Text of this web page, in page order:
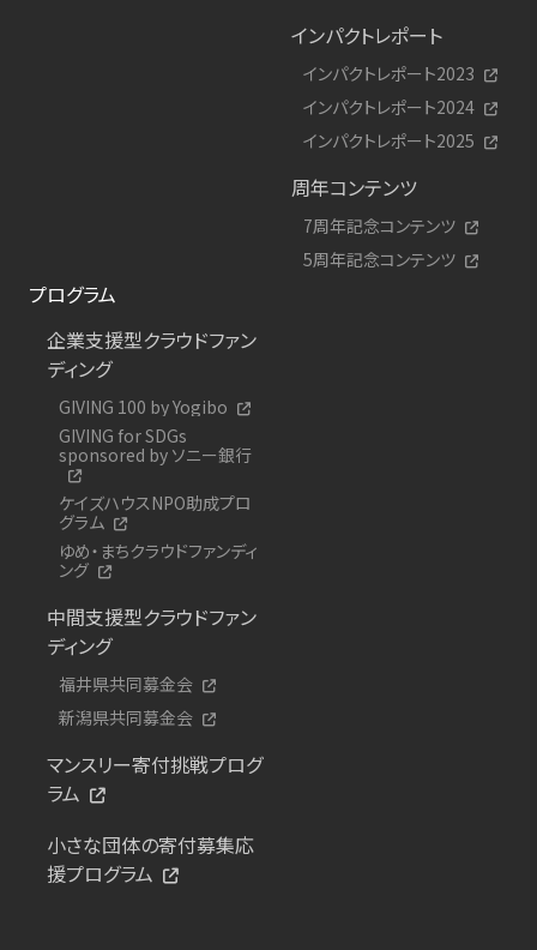
インパクトレポート
インパクトレポート2023
インパクトレポート2024
インパクトレポート2025
周年コンテンツ
7周年記念コンテンツ
5周年記念コンテンツ
プログラム
企業支援型クラウドファン
ディング
GIVING 100 by Yogibo
GIVING for SDGs
sponsored by ソニー銀行
ケイズハウスNPO助成プロ
グラム
ゆめ・まちクラウドファンディ
ング
中間支援型クラウドファン
ディング
福井県共同募金会
新潟県共同募金会
マンスリー寄付挑戦プログ
ラム
小さな団体の寄付募集応
援プログラム